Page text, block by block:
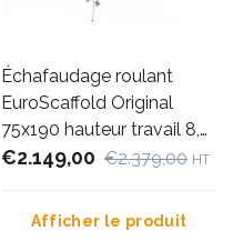
Échafaudage roulant
EuroScaffold Original
75x190 hauteur travail 8,2
m
€2.149,00 €2.379,00 HT
Afficher le produit